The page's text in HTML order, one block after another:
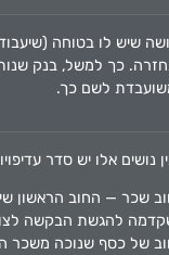
שיש לו בטוחה
כך למשל, בנק
לשם כך.
נושים אלו יש סדר
שכר — החוב הראשון
להגשת הבקשה לצו
של כסף שנוכה משכר